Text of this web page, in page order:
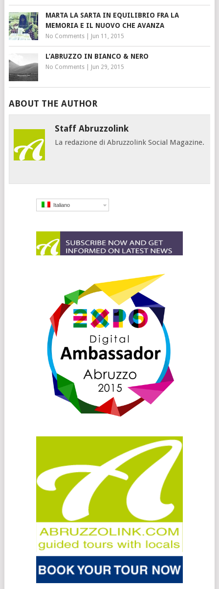
MARTA LA SARTA IN EQUILIBRIO FRA LA
MEMORIA E IL NUOVO CHE AVANZA
No Comments| Jun 11, 2015
L’ABRUZZO IN BIANCO & NERO
No Comments| Jun 29, 2015
ABOUT THE AUTHOR
Staff Abruzzolink
La redazione di Abruzzolink Social Magazine.
Italiano